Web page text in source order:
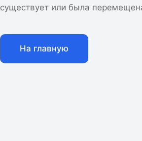
существует или была
На главную